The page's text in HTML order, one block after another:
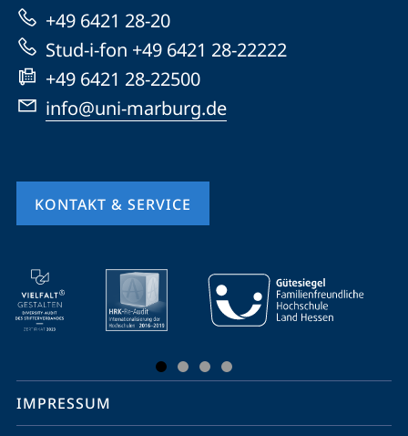
Website
+49 6421 28-20
Stud-i-fon +49 6421 28-22222
+49 6421 28-22500
info@uni-marburg.de
KONTAKT & SERVICE
Mobile-
Service-
Navigation
Social
Media
IMPRESSUM